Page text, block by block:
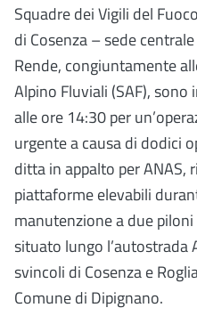
Squadre dei Vigili del
di Cosenza – sede
Rende, congiuntamente
Alpino Fluviali (SAF),
alle ore 14:30 per
urgente a causa di dodici
ditta in appalto per ANAS,
piattaforme elevabili
manutenzione a due piloni
situato lungo l’autostrada
svincoli di Cosenza e
Comune di Dipignano.